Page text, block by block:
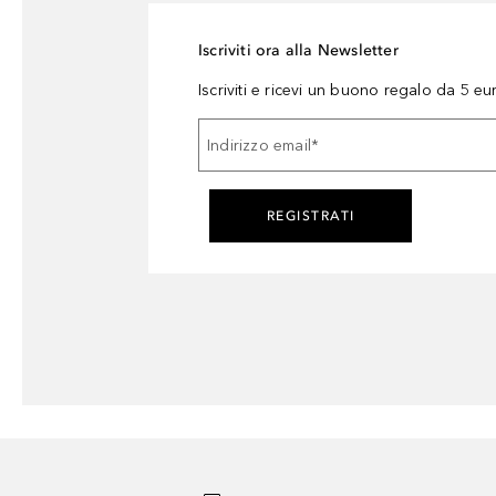
Iscriviti ora alla Newsletter
Iscriviti e ricevi un buono regalo da 5
Indirizzo email *
REGISTRATI